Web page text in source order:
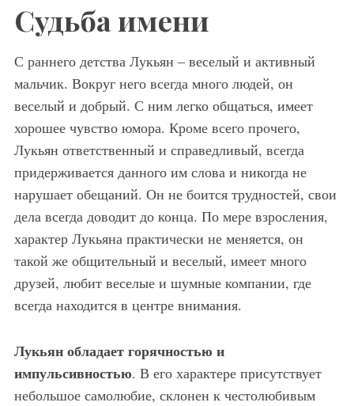
Судьба имени
С раннего детства Лукьян – веселый и активный
мальчик. Вокруг него всегда много людей, он
веселый и добрый. С ним легко общаться, имеет
хорошее чувство юмора. Кроме всего прочего,
Лукьян ответственный и справедливый, всегда
придерживается данного им слова и никогда не
нарушает обещаний. Он не боится трудностей, свои
дела всегда доводит до конца. По мере взросления,
характер Лукьяна практически не меняется, он
такой же общительный и веселый, имеет много
друзей, любит веселые и шумные компании, где
всегда находится в центре внимания.
Лукьян обладает горячностью и
импульсивностью. В его характере присутствует
небольшое самолюбие, склонен к честолюбивым